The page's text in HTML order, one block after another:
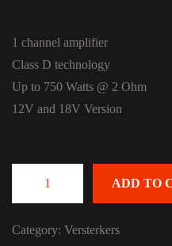
1 channel amplifier
Class D technology
Up to 750 Watts @ 2 Ohm
12V and 18V Version
ADD TO
Category: Versterkers